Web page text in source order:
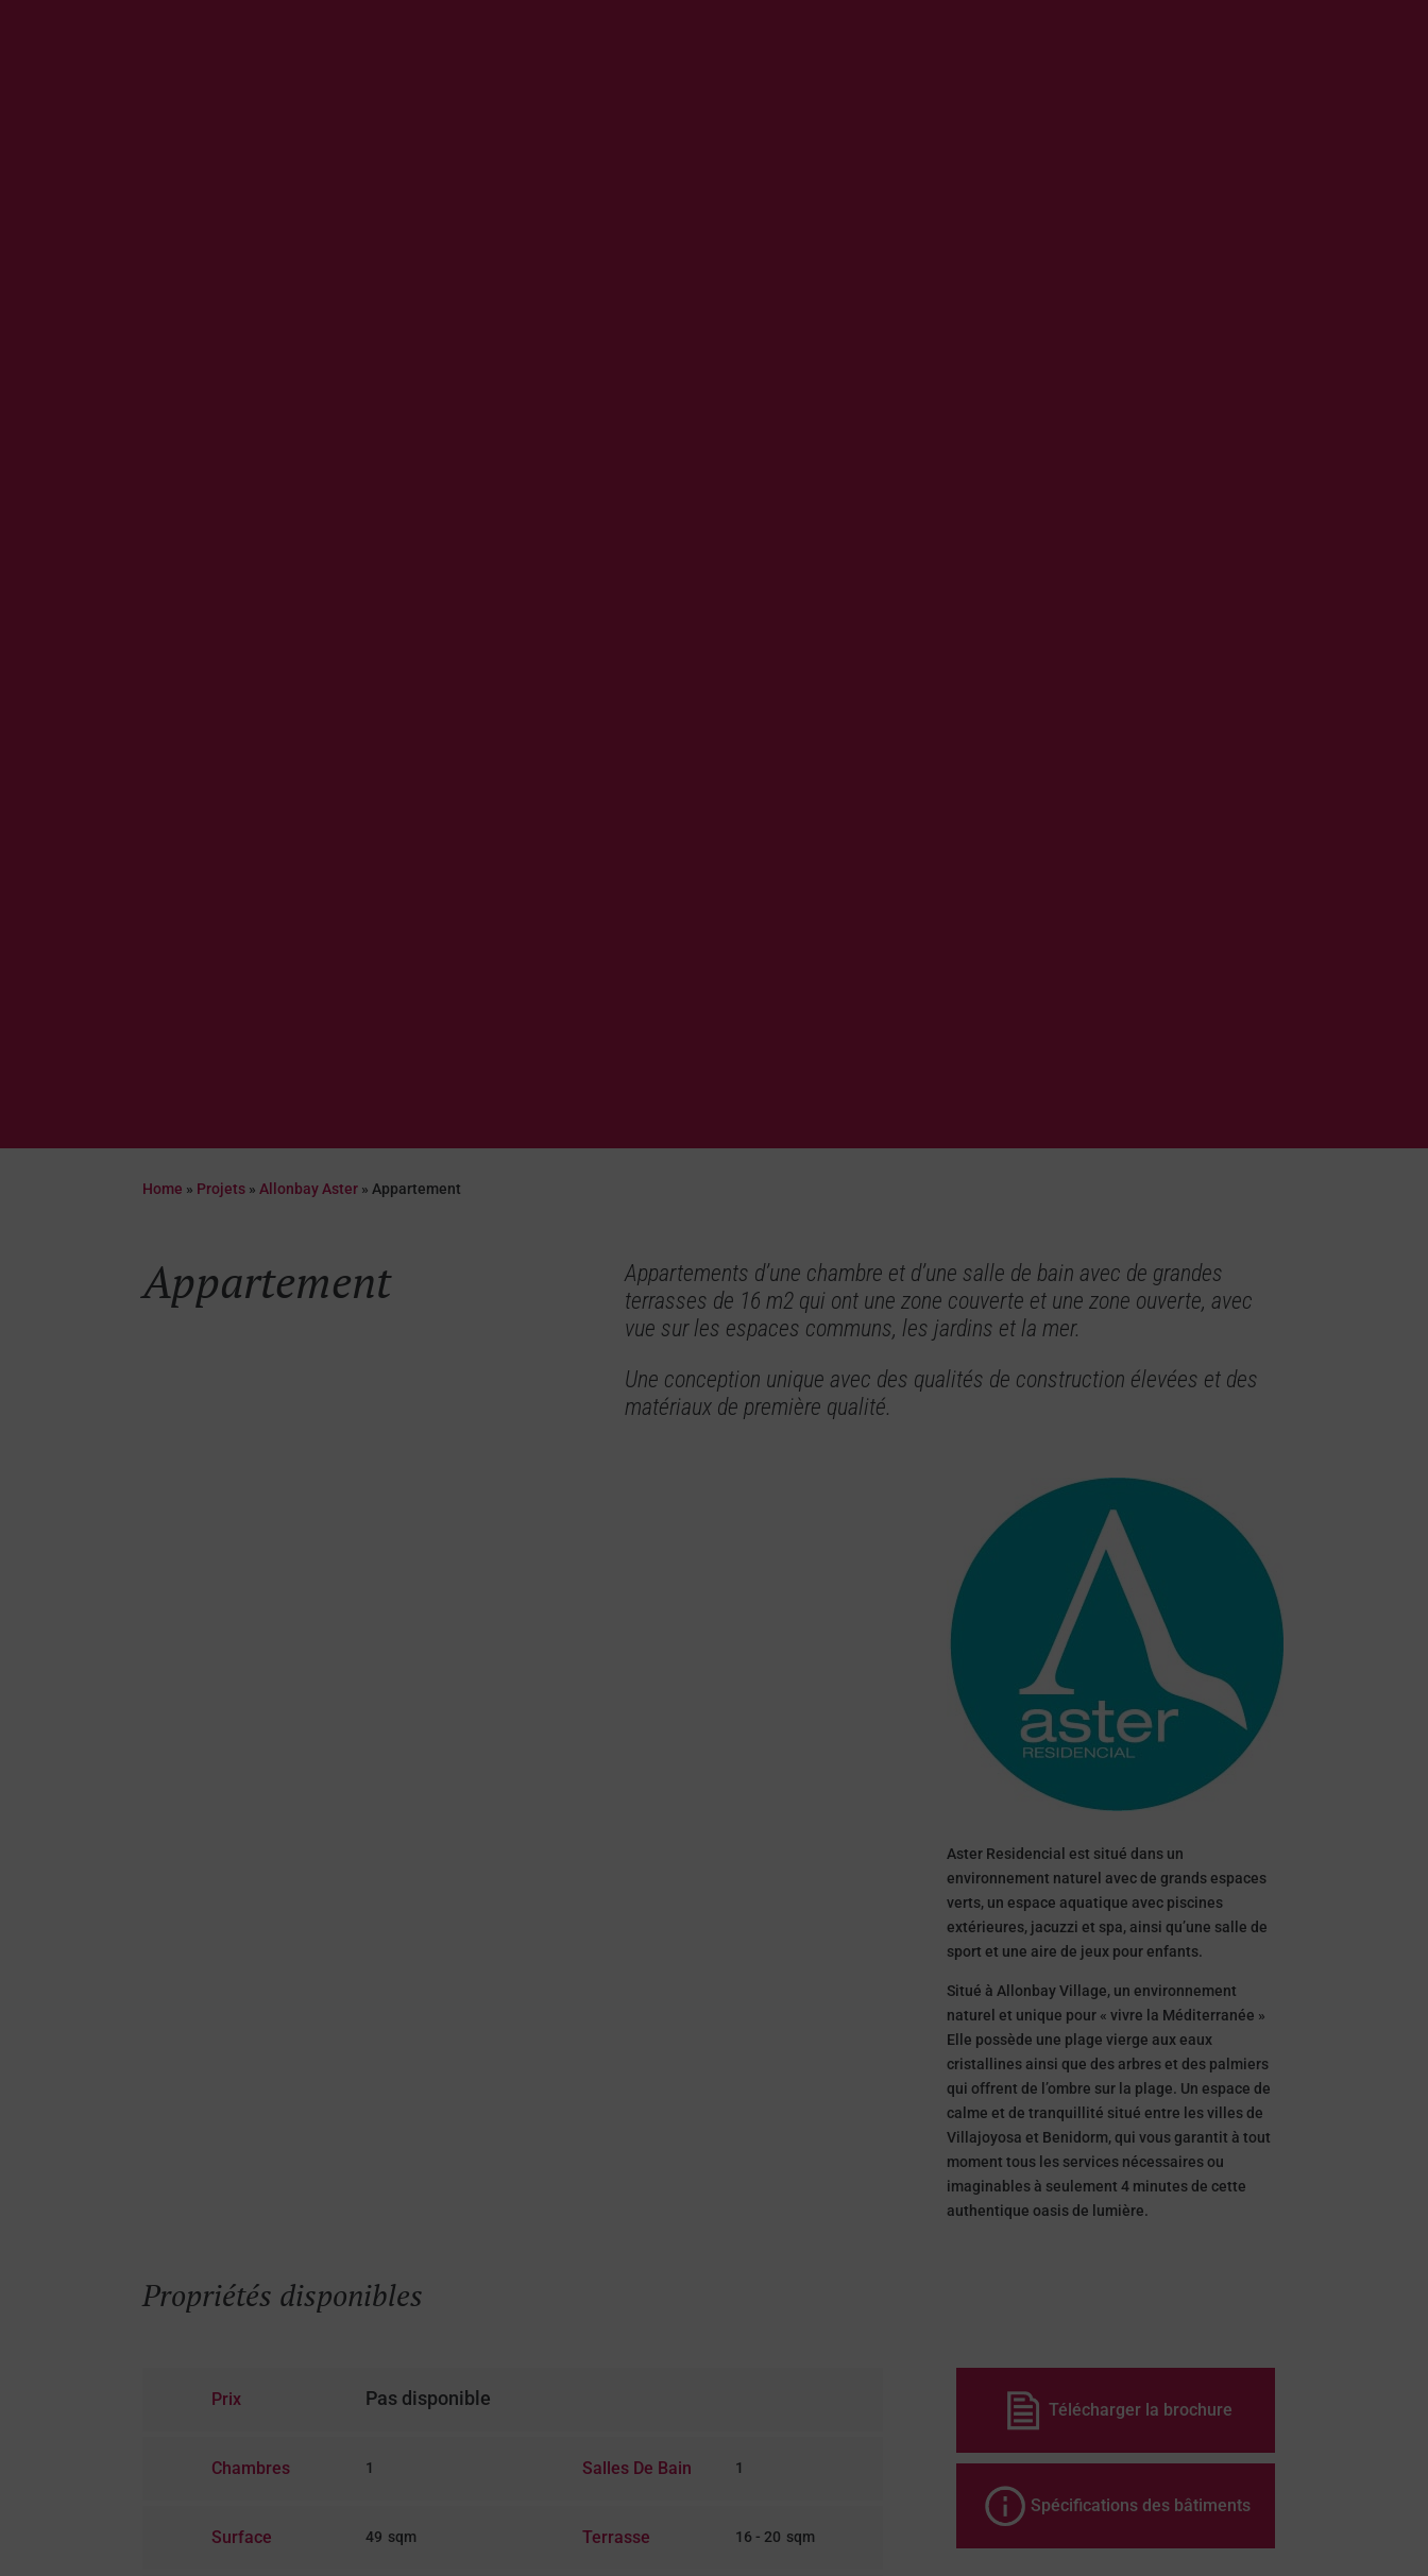
Home » Projets » Allonbay Aster » Appartement
Appartement
Appartements d’une chambre et d’une salle de bain avec de grandes
terrasses de 16 m2 qui ont une zone couverte et une zone ouverte, avec
vue sur les espaces communs, les jardins et la mer.
Une conception unique avec des qualités de construction élevées et des
matériaux de première qualité.
Aster Residencial est situé dans un
environnement naturel avec de grands espaces
verts, un espace aquatique avec piscines
extérieures, jacuzzi et spa, ainsi qu’une salle de
sport et une aire de jeux pour enfants.
Situé à Allonbay Village, un environnement
naturel et unique pour « vivre la Méditerranée »
Elle possède une plage vierge aux eaux
cristallines ainsi que des arbres et des palmiers
qui offrent de l’ombre sur la plage. Un espace de
calme et de tranquillité situé entre les villes de
Villajoyosa et Benidorm, qui vous garantit à tout
moment tous les services nécessaires ou
imaginables à seulement 4 minutes de cette
authentique oasis de lumière.
Propriétés disponibles
Prix Pas disponible
Chambres 1 Salles De Bain 1
Surface 49 Terrasse 16 - 20
Télécharger la brochure
Spécifications des bâtiments